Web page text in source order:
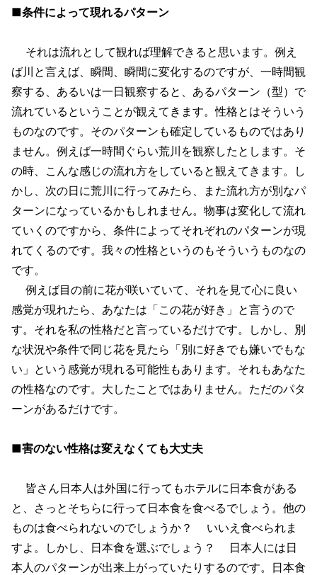
■条件によって現れるパターン
それは流れとして観れば理解できると思います。例え
ば川と言えば、瞬間、瞬間に変化するのですが、一時間観
察する、あるいは一日観察すると、あるパターン（型）で
流れているということが観えてきます。性格とはそういう
ものなのです。そのパターンも確定しているものではあり
ません。例えば一時間ぐらい荒川を観察したとします。そ
の時、こんな感じの流れ方をしていると観えてきます。し
かし、次の日に荒川に行ってみたら、また流れ方が別なパ
ターンになっているかもしれません。物事は変化して流れ
ていくのですから、条件によってそれぞれのパターンが現
れてくるのです。我々の性格というのもそういうものなの
です。
例えば目の前に花が咲いていて、それを見て心に良い
感覚が現れたら、あなたは「この花が好き」と言うので
す。それを私の性格だと言っているだけです。しかし、別
な状況や条件で同じ花を見たら「別に好きでも嫌いでもな
い」という感覚が現れる可能性もあります。それもあなた
の性格なのです。大したことではありません。ただのパタ
ーンがあるだけです。
■害のない性格は変えなくても大丈夫
皆さん日本人は外国に行ってもホテルに日本食がある
と、さっとそちらに行って日本食を食べるでしょう。他の
ものは食べられないのでしょうか？ いいえ食べられま
すよ。しかし、日本食を選ぶでしょう？ 日本人には日
本人のパターンが出来上がっていたりするのです。日本食